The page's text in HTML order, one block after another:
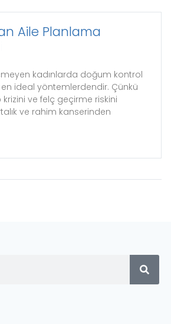
Aile Planlama
kadınlarda doğum kontrol
ideal yöntemlerdendir. Çünkü
ve felç geçirme riskini
ve rahim kanserinden